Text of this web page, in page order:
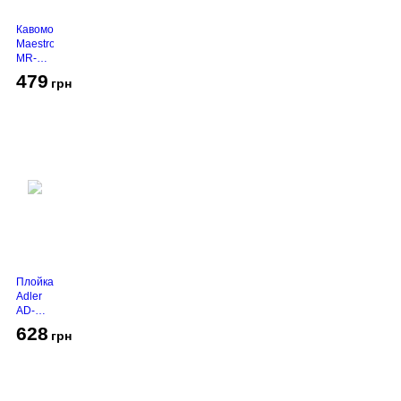
Кавомолка
Maestro
MR-
450
Grey
479 грн
Плойка
Adler
AD-
2116
628 грн